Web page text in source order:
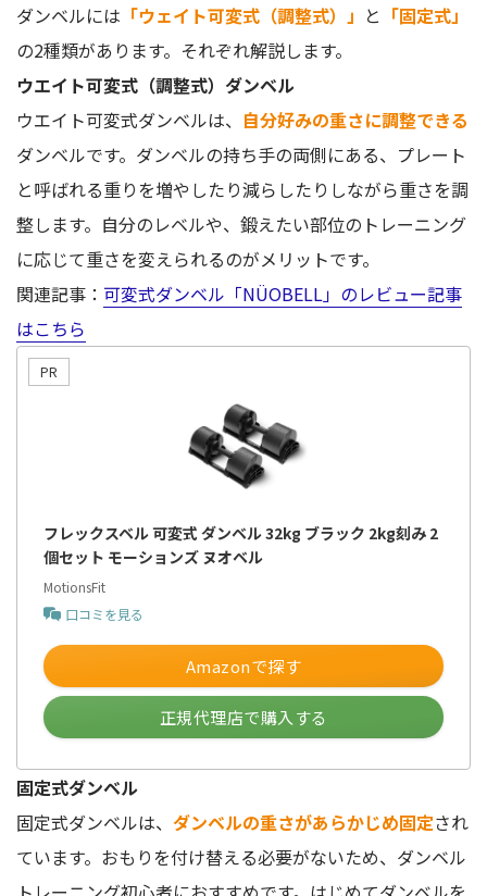
ダンベルには 「ウェイト可変式（調整式）」 と 「固定式」
の2種類があります。それぞれ解説します。
ウエイト可変式（調整式）ダンベル
ウエイト可変式ダンベルは、 自分好みの重さに調整できる
ダンベルです。ダンベルの持ち手の両側にある、プレート
と呼ばれる重りを増やしたり減らしたりしながら重さを調
整します。自分のレベルや、鍛えたい部位のトレーニング
に応じて重さを変えられるのがメリットです。
関連記事： 可変式ダンベル「NÜOBELL」のレビュー記事
はこちら
フレックスベル 可変式 ダンベル 32kg ブラック 2kg刻み 2
個セット モーションズ ヌオベル
MotionsFit
口コミを見る
Amazonで探す
正規代理店で購入する
固定式ダンベル
固定式ダンベルは、 ダンベルの重さがあらかじめ固定され
ています。おもりを付け替える必要がないため、ダンベル